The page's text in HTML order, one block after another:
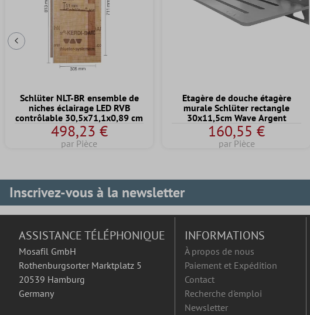
Diapositive précédente
Schlüter NLT-BR ensemble de
niches éclairage LED RVB
contrôlable 30,5x71,1x0,89 cm
498,23 €
par Pièce
Etagère de douche étagère
murale Schlüter rectangle
30x11,5cm Wave Argent
160,55 €
par Pièce
Inscrivez-vous à la newsletter
ASSISTANCE TÉLÉPHONIQUE
Mosafil GmbH
Rothenburgsorter Marktplatz 5
20539 Hamburg
Germany
INFORMATIONS
À propos de nous
Paiement et Expédition
Contact
Recherche d'emploi
Newsletter